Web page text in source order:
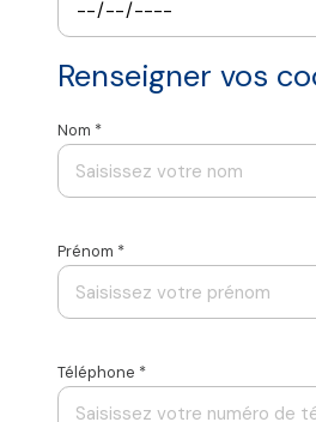
Renseigner vos
Nom *
Prénom *
Téléphone *